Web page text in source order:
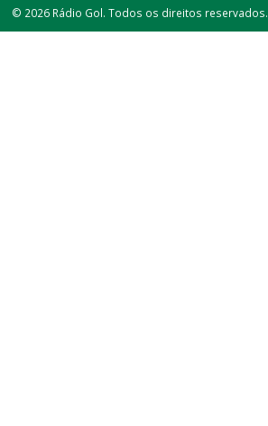
© 2026 Rádio Gol. Todos os direitos reservados.